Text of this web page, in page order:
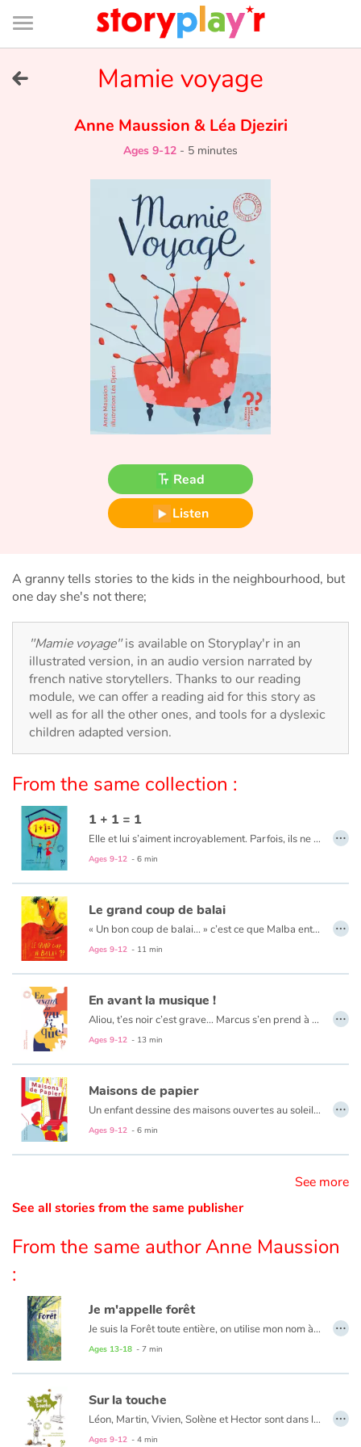
Connexion
Bibliothèque
de
page
Tales and classics in french
Fable, myth, literature and poetry
Princesses and princes, kings, queens and dragons
Heroines and Heroes
Ecology, nature, seasons
The animals
Travel, epic, investigation, adventure
Around the world
Learning
Arts, space, activities
With the family
Daily life and hobbies
At school
Festivals and events
Love and friendship
Social issues
Emotions and feelings
Formats and illustrations
Catalogue anglais
Help
Home
Family
Schools
Libraries
Videos & Tutorials
Mamie voyage
Anne Maussion &Léa Djeziri
Ages 9-12 - 5 minutes
Read
Listen
A granny tells stories to the kids in the neighbourhood, but
one day she's not there;
"Mamie voyage"is available on Storyplay'r in an
illustrated version, in an audio version narrated by
french native storytellers. Thanks to our reading
module, we can offer a reading aid for this story as
well as for all the other ones, and tools for a dyslexic
children adapted version.
From the same collection :
1 + 1 = 1
Elle et lui s’aiment incroyablement. Parfois, ils ne se comprennent pas. Et pourtant…
Ages 9-12 - 6 min
…
Le grand coup de balai
« Un bon coup de balai... » c’est ce que Malba entendait de la part des passants qui passaient devant lui d’un air méprisant. Jusqu’à ce qu’il tombe sur un vrai balai qui allait l’aider à tracer son chemin...
Ages 9-12 - 11 min
…
En avant la musique !
Aliou, t’es noir c’est grave… Marcus s’en prend à Aliou mais à l’école de la République, chaque élève a droit à la Liberté, l’Egalité et la Fraternité. Facile à dire mais à l’école il y a Marcus et sa bande...
Ages 9-12 - 13 min
…
Maisons de papier
Un enfant dessine des maisons ouvertes au soleil, à tous vents et à tous gens mais la gomme fait son œuvre… et le lecteur bascule dans la réalité du quotidien
Ages 9-12 - 6 min
…
See more
See all stories from the same publisher
From the same author Anne Maussion
:
Je m'appelle forêt
Je suis la Forêt toute entière, on utilise mon nom à torts et de travers. Je pourrais tant m’épanouir, si seulement on me laissait faire ! Un manifeste poétique pour faire résonner le cri d’une forêt vosgienne qui, comme ses sœurs autour d’elle, souffre de l’[in]action de l’espèce humaine.
Ages 13-18 - 7 min
…
Sur la touche
Léon, Martin, Vivien, Solène et Hector sont dans la même équipe de basket. Il n’y a qu’Hector qui sait jouer... enfin ça, c’est lui qui le dit.
Ages 9-12 - 4 min
…